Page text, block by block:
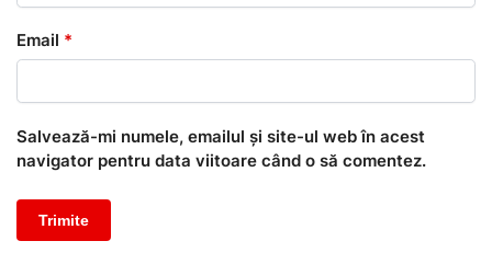
Email *
Salvează-mi numele, emailul și site-ul web în acest
navigator pentru data viitoare când o să comentez.